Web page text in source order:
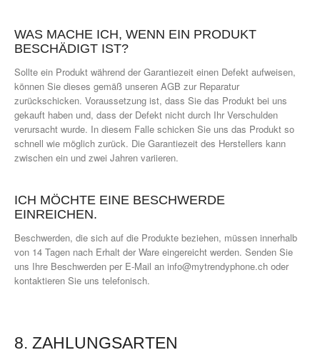
WAS MACHE ICH, WENN EIN PRODUKT
BESCHÄDIGT IST?
Sollte ein Produkt während der Garantiezeit einen Defekt aufweisen,
können Sie dieses gemäß unseren AGB zur Reparatur
zurückschicken. Voraussetzung ist, dass Sie das Produkt bei uns
gekauft haben und, dass der Defekt nicht durch Ihr Verschulden
verursacht wurde. In diesem Falle schicken Sie uns das Produkt so
schnell wie möglich zurück. Die Garantiezeit des Herstellers kann
zwischen ein und zwei Jahren variieren.
ICH MÖCHTE EINE BESCHWERDE
EINREICHEN.
Beschwerden, die sich auf die Produkte beziehen, müssen innerhalb
von 14 Tagen nach Erhalt der Ware eingereicht werden. Senden Sie
uns Ihre Beschwerden per E-Mail an info@mytrendyphone.ch oder
kontaktieren Sie uns telefonisch.
8. ZAHLUNGSARTEN